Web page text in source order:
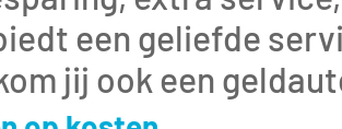
een geliefde
jij ook een